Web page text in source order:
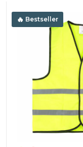
Bestseller